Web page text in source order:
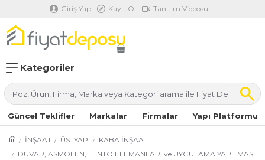
Giriş Yap Kayıt Ol Tanıtım Videosu
Kategoriler
Güncel Teklifler Markalar Firmalar Yapı Platformu
İNŞAAT ÜSTYAPI
KABA İNŞAAT
DUVAR, ASMOLEN, LENTO ELEMANLARI ve UYGULAMA YAPILMASI